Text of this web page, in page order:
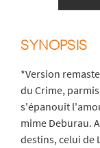
SYNOPSIS
*Version
du Crime,
s'épanouit
mime Deburau.
destins, celui de